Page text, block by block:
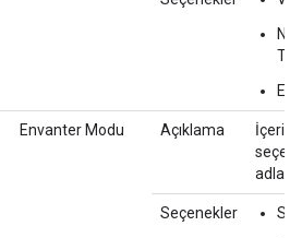
Ev
Envanter Modu Açıklama
İçerik
Seçenekler